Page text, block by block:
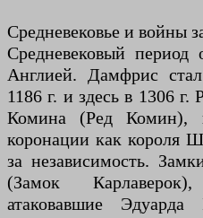
Средневековье и войны
Средневековый период
Англией. Дамфрис
1186 г. и здесь в 1306
Комина (Ред Комин),
коронации как короля
за независимость.
(Замок
атаковавшие